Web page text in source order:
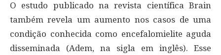
O estudo publicado na revista científica Brain
também revela um aumento nos casos de uma
condição conhecida como encefalomielite aguda
disseminada (Adem, na sigla em inglês). Esse